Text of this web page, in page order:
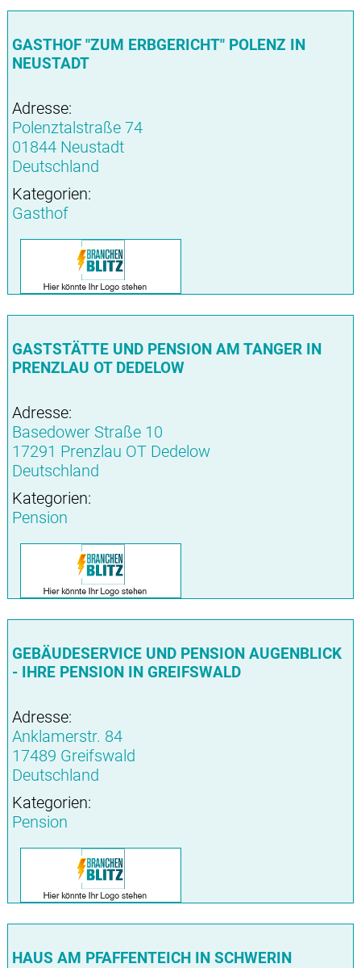
GASTHOF "ZUM ERBGERICHT" POLENZ IN
NEUSTADT
Adresse:
Polenztalstraße 74
01844 Neustadt
Deutschland
Kategorien:
Gasthof
GASTSTÄTTE UND PENSION AM TANGER IN
PRENZLAU OT DEDELOW
Adresse:
Basedower Straße 10
17291 Prenzlau OT Dedelow
Deutschland
Kategorien:
Pension
GEBÄUDESERVICE UND PENSION AUGENBLICK
- IHRE PENSION IN GREIFSWALD
Adresse:
Anklamerstr. 84
17489 Greifswald
Deutschland
Kategorien:
Pension
HAUS AM PFAFFENTEICH IN SCHWERIN